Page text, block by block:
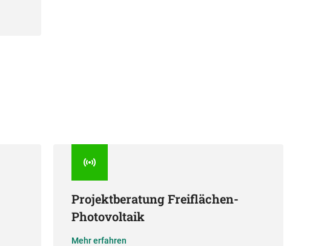
Projektberatung Freiflächen-
Photovoltaik
Mehr erfahren